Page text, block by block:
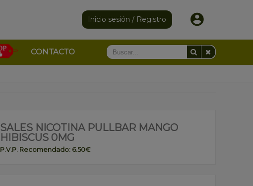
Inicio sesión / Registro
CONTACTO
SALES NICOTINA PULLBAR MANGO
HIBISCUS 0MG
P.V.P. Recomendado: 6.50€